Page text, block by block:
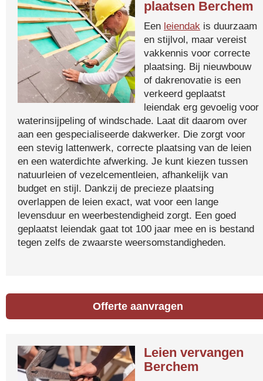
plaatsen Berchem
Een leiendak is duurzaam
en stijlvol, maar vereist
vakkennis voor correcte
plaatsing. Bij nieuwbouw
of dakrenovatie is een
verkeerd geplaatst
leiendak erg gevoelig voor
waterinsijpeling of windschade. Laat dit daarom over
aan een gespecialiseerde dakwerker. Die zorgt voor
een stevig lattenwerk, correcte plaatsing van de leien
en een waterdichte afwerking. Je kunt kiezen tussen
natuurleien of vezelcementleien, afhankelijk van
budget en stijl. Dankzij de precieze plaatsing
overlappen de leien exact, wat voor een lange
levensduur en weerbestendigheid zorgt. Een goed
geplaatst leiendak gaat tot 100 jaar mee en is bestand
tegen zelfs de zwaarste weersomstandigheden.
Offerte aanvragen
Leien vervangen
Berchem